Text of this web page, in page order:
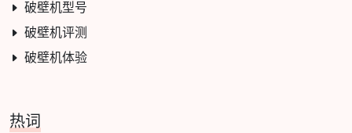
破壁机型号
破壁机评测
破壁机体验
热词